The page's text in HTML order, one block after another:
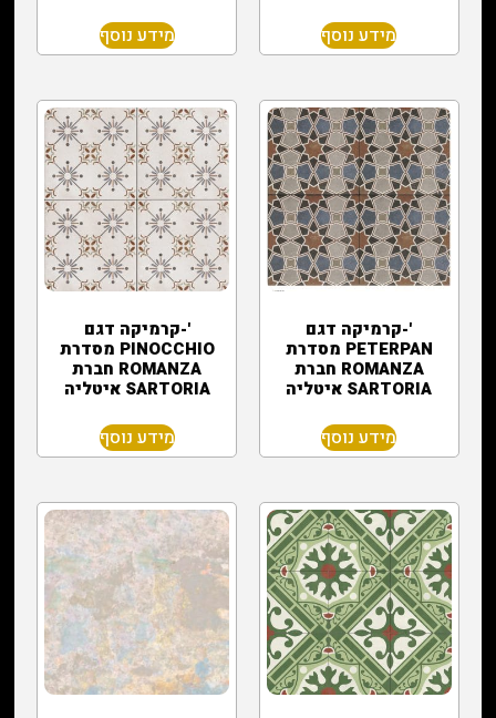
מידע נוסף מידע נוסף
'-קרמיקה דגם
PETERPAN מסדרת
ROMANZA חברת
SARTORIA איטליה
מידע נוסף
'-קרמיקה דגם
PINOCCHIO מסדרת
ROMANZA חברת
SARTORIA איטליה
מידע נוסף